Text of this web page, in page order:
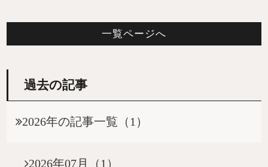
一覧ページへ
過去の記事
2026年の記事一覧（1）
2026年07月（1）